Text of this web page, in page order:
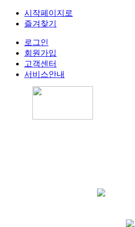
시작페이지로
즐겨찾기
로그인
회원가입
고객센터
서비스안내